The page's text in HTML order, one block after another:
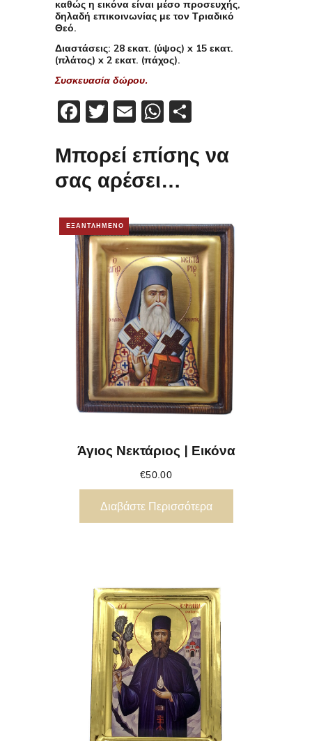
καθώς η εικόνα είναι μέσο προσευχής,
δηλαδή επικοινωνίας με τον Τριαδικό
Θεό.
Διαστάσεις: 28 εκατ. (ύψος) x 15 εκατ.
(πλάτος) x 2 εκατ. (πάχος).
Συσκευασία δώρου.
Facebook
Twitter
EmailWhatsApp
Μπορεί επίσης να
σας αρέσει…
ΕΞΑΝΤΛΗΜΕΝΟ
Άγιος Νεκτάριος | Εικόνα
€50.00
Διαβάστε Περισσότερα